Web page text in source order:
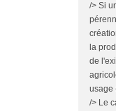
/> Si
la
de
usage
/> Le